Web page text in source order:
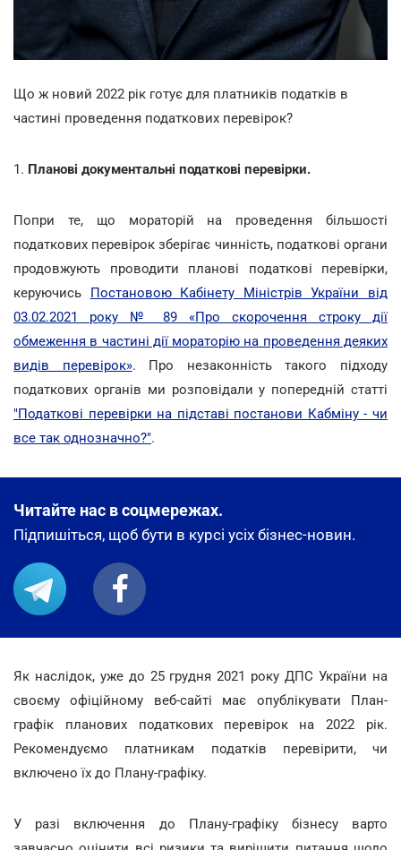
Що ж новий 2022 рік готує для платників податків в
частині проведення податкових перевірок?
1. Планові документальні податкові перевірки.
Попри те, що мораторій на проведення більшості
податкових перевірок зберігає чинність, податкові органи
продовжують проводити планові податкові перевірки,
керуючись Постановою Кабінету Міністрів України від
03.02.2021 року № 89 «Про скорочення строку дії
обмеження в частині дії мораторію на проведення деяких
видів перевірок». Про незаконність такого підходу
податкових органів ми розповідали у попередній статті
"Податкові перевірки на підставі постанови Кабміну - чи
все так однозначно?".
Читайте нас в соцмережах.
Підпишіться, щоб бути в курсі усіх бізнес-новин.
Як наслідок, уже до 25 грудня 2021 року ДПС України на
своєму офіційному веб-сайті має опублікувати План-
графік планових податкових перевірок на 2022 рік.
Рекомендуємо платникам податків перевірити, чи
включено їх до Плану-графіку.
У разі включення до Плану-графіку бізнесу варто